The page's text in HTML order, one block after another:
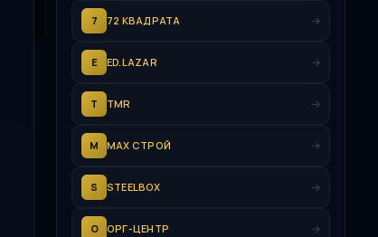
7 72 КВАДРАТА
E ED.LAZAR
T TMR
М МАХ СТРОЙ
S STEELBOX
О ОРГ-ЦЕНТР